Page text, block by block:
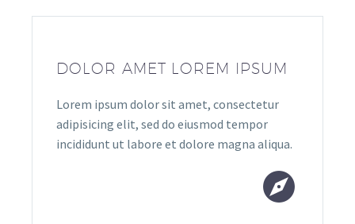
DOLOR AMET LOREM IPSUM
Lorem ipsum dolor sit amet, consectetur
adipisicing elit, sed do eiusmod tempor
incididunt ut labore et dolore magna aliqua.

